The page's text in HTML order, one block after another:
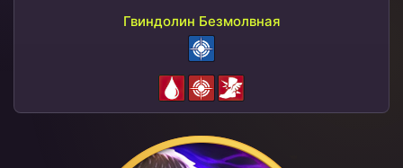
Гвиндолин Безмолвная